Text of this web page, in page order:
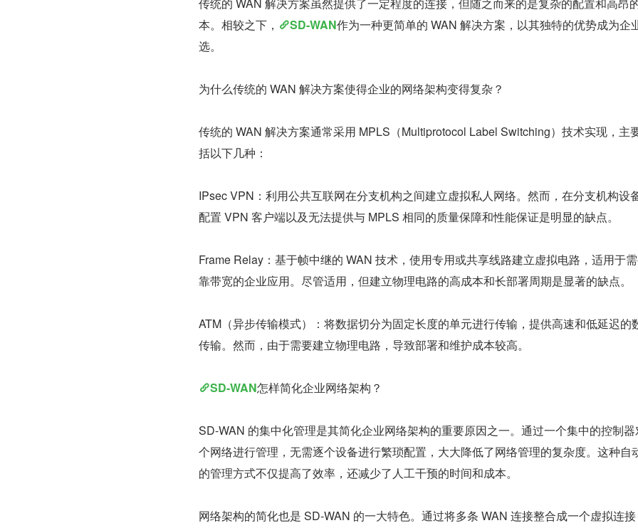
传统的 WAN 解决方案虽然提供了一定程度的连接，但随之而来的是复杂的配置和高昂
本。相较之下，
SD-WAN作为一种更简单的 WAN 解决方案，以其独特的优势成为企
选。
为什么传统的 WAN 解决方案使得企业的网络架构变得复杂？
传统的 WAN 解决方案通常采用 MPLS（Multiprotocol Label Switching）技术实现，主
括以下几种：
IPsec VPN：利用公共互联网在分支机构之间建立虚拟私人网络。然而，在分支机构设
配置 VPN 客户端以及无法提供与 MPLS 相同的质量保障和性能保证是明显的缺点。
Frame Relay：基于帧中继的 WAN 技术，使用专用或共享线路建立虚拟电路，适用于
靠带宽的企业应用。尽管适用，但建立物理电路的高成本和长部署周期是显著的缺点。
ATM（异步传输模式）：将数据切分为固定长度的单元进行传输，提供高速和低延迟的
传输。然而，由于需要建立物理电路，导致部署和维护成本较高。
SD-WAN怎样简化企业网络架构？
SD-WAN 的集中化管理是其简化企业网络架构的重要原因之一。通过一个集中的控制
个网络进行管理，无需逐个设备进行繁琐配置，大大降低了网络管理的复杂度。这种自
的管理方式不仅提高了效率，还减少了人工干预的时间和成本。
网络架构的简化也是 SD-WAN 的一大特色。通过将多条 WAN 连接整合成一个虚拟连